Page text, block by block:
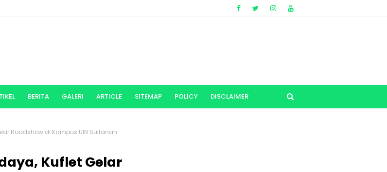
BERITA GALERI ARTICLE SITEMAP POLICY DISCLAIMER
Roadshow di Kampus UIN Sultanah
Kuflet Gelar